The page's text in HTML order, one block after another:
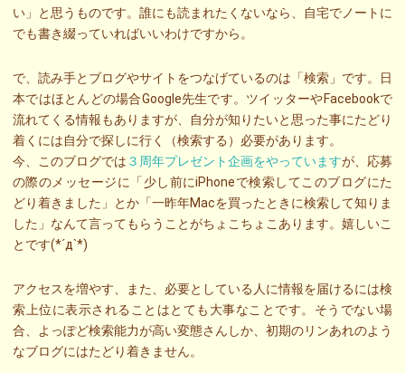
い」と思うものです。誰にも読まれたくないなら、自宅でノートに
でも書き綴っていればいいわけですから。
で、読み手とブログやサイトをつなげているのは「検索」です。日
本ではほとんどの場合Google先生です。ツイッターやFacebookで
流れてくる情報もありますが、自分が知りたいと思った事にたどり
着くには自分で探しに行く（検索する）必要があります。
今、このブログでは ３周年プレゼント企画をやっていますが、応募
の際のメッセージに「少し前にiPhoneで検索してこのブログにた
どり着きました」とか「一昨年Macを買ったときに検索して知りま
した」なんて言ってもらうことがちょこちょこあります。嬉しいこ
とです(*´д`*)
アクセスを増やす、また、必要としている人に情報を届けるには検
索上位に表示されることはとても大事なことです。そうでない場
合、よっぽど検索能力が高い変態さんしか、初期のリンあれのよう
なブログにはたどり着きません。